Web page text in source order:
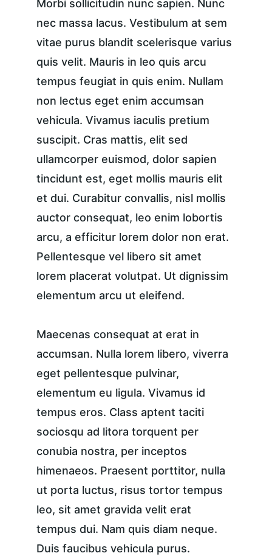
Morbi sollicitudin nunc sapien. Nunc
nec massa lacus. Vestibulum at sem
vitae purus blandit scelerisque varius
quis velit. Mauris in leo quis arcu
tempus feugiat in quis enim. Nullam
non lectus eget enim accumsan
vehicula. Vivamus iaculis pretium
suscipit. Cras mattis, elit sed
ullamcorper euismod, dolor sapien
tincidunt est, eget mollis mauris elit
et dui. Curabitur convallis, nisl mollis
auctor consequat, leo enim lobortis
arcu, a efficitur lorem dolor non erat.
Pellentesque vel libero sit amet
lorem placerat volutpat. Ut dignissim
elementum arcu ut eleifend.
Maecenas consequat at erat in
accumsan. Nulla lorem libero, viverra
eget pellentesque pulvinar,
elementum eu ligula. Vivamus id
tempus eros. Class aptent taciti
sociosqu ad litora torquent per
conubia nostra, per inceptos
himenaeos. Praesent porttitor, nulla
ut porta luctus, risus tortor tempus
leo, sit amet gravida velit erat
tempus dui. Nam quis diam neque.
Duis faucibus vehicula purus.